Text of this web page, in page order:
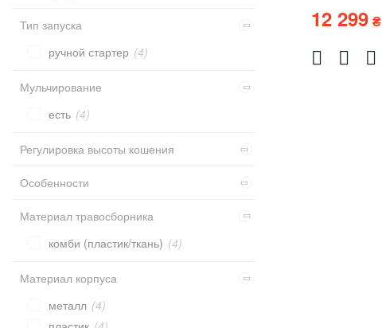
Тип запуска
ручной стартер (4)
Мульчирование
есть (4)
Регулировка высоты кошения
Особенности
боковой выброс
функция мульчирования
Материал травосборника
комби (пластик/ткань) (4)
Материал корпуса
металл (4)
12 299₴